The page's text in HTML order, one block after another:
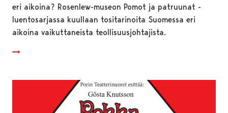
eri aikoina? Rosenlew-museon Pomot ja patruunat -
luentosarjassa kuullaan tositarinoita Suomessa eri
aikoina vaikuttaneista teollisuusjohtajista.